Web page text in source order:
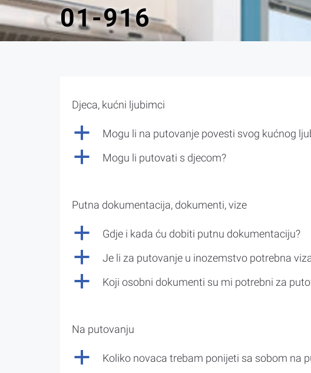
01-916
Djeca, kućni ljubimci
a Mogu li na putovanje povesti svog kućnog
a Mogu li putovati s djecom?
Putna dokumentacija, dokumenti, vize
a Gdje i kada ću dobiti putnu dokumentaciju?
a Je li za putovanje u inozemstvo potrebna
a Koji osobni dokumenti su mi potrebni za
Na putovanju
a Koliko novaca trebam ponijeti sa sobom na